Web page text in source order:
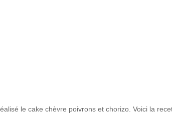
le cake chèvre poivrons et chorizo. Voici la